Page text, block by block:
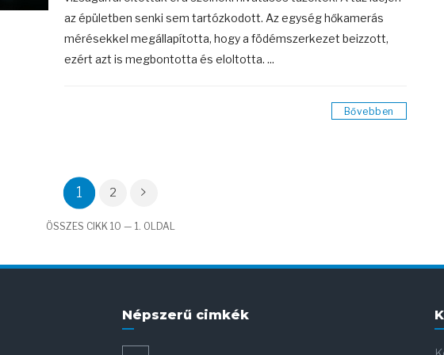
az épületben senki sem tartózkodott. Az egység hőkamerás
mérésekkel megállapította, hogy a födémszerkezet beizzott,
ezért azt is megbontotta és eloltotta. ...
Bővebben
1 2
ÖSSZES CIKK 10 — 1. OLDAL
Népszerű cimkék